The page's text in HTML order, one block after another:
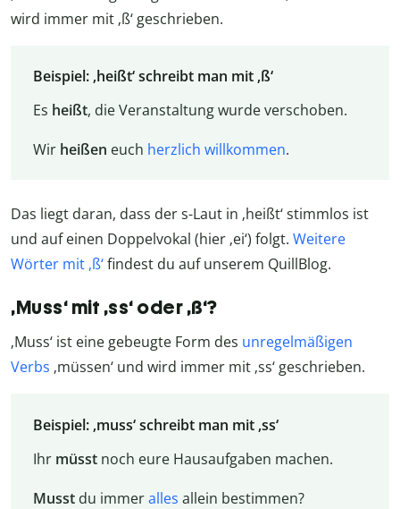
wird immer mit ‚ß‘ geschrieben.
Beispiel: ‚heißt‘ schreibt man mit ‚ß‘
Es heißt, die Veranstaltung wurde verschoben.
Wir heißen euch herzlich willkommen.
Das liegt daran, dass der s-Laut in ‚heißt‘ stimmlos ist
und auf einen Doppelvokal (hier ‚ei‘) folgt. Weitere
Wörter mit ,ß‘findest du auf unserem QuillBlog.
‚Muss‘ mit ‚ss‘ oder ‚ß‘?
‚Muss‘ ist eine gebeugte Form des unregelmäßigen
Verbs ‚müssen‘ und wird immer mit ‚ss‘ geschrieben.
Beispiel: ‚muss‘ schreibt man mit ‚ss‘
Ihr müsst noch eure Hausaufgaben machen.
Musstdu immeralles allein bestimmen?